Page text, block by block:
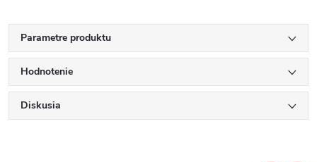
Parametre produktu
Hodnotenie
Diskusia